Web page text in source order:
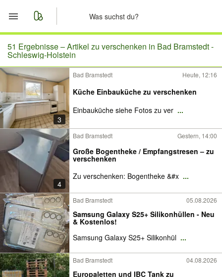
Start
Merkliste
Nachrichten
Anzeige aufgeben
51 Ergebnisse –Artikel zu verschenken in Bad Bramstedt -
Schleswig-Holstein
3
Bad Bramstedt Heute, 12:16
Küche Einbauküche zu verschenken
Einbauküche siehe Fotos zu ver ...
4
Bad Bramstedt Gestern, 14:00
Große Bogentheke / Empfangstresen – zu
verschenken
Zu verschenken: Bogentheke &#x ...
Bad Bramstedt 05.08.2026
Samsung Galaxy S25+ Silikonhüllen - Neu
& Kostenlos!
Samsung Galaxy S25+ Silikonhül ...
Bad Bramstedt 04.08.2026
Europaletten und IBC Tank zu